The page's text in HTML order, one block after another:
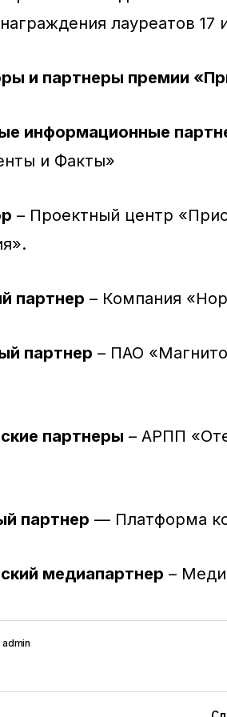
лауреатов 17
и партнеры премии
информационные
и Факты»
– Проектный центр
партнер – Компания
партнер – ПАО
партнеры – АРПП
партнер — Платформа
медиапартнер –
admin